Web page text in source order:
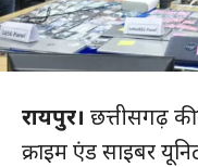
रायपुर। छत्तीसगढ़ की
क्राइम एंड साइबर